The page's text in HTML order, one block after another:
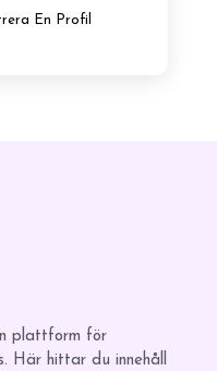
En Profil
plattform för
Här hittar du innehåll